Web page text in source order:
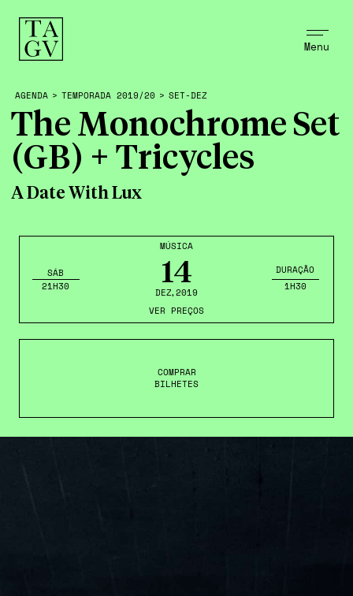
Menu
MÚSICA
14
DEZ,2019
SÁB
21H30
DURAÇÃO
1H30
VER PREÇOS
COMPRAR
BILHETES
AGENDA > TEMPORADA 2019/20 > SET-DEZ
The Monochrome Set
(GB) + Tricycles
A Date With Lux